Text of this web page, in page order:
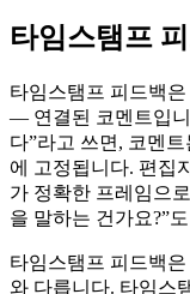
타임스탬프
타임스탬프 피드백
— 연결된 코멘트입니
다”라고 쓰면, 코멘
에 고정됩니다. 편집
가 정확한 프레임으
을 말하는 건가요?”
타임스탬프 피드백은
와 다릅니다. 타임스